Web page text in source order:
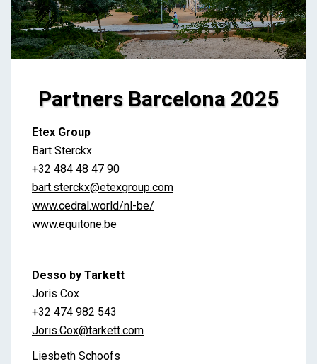
Partners Barcelona 2025
Partners Barcelona 2025
Etex Group
Bart Sterckx
+32 484 48 47 90
bart.sterckx@etexgroup.com
www.cedral.world/nl-be/
www.equitone.be
Desso by Tarkett
Joris Cox
+32 474 982 543
Joris.Cox@tarkett.com
Liesbeth Schoofs